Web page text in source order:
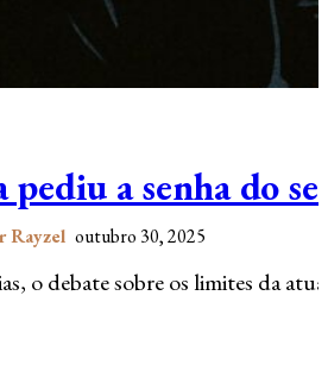
a senha do
Rayzel outubro 30, 2025
o debate sobre os limites da